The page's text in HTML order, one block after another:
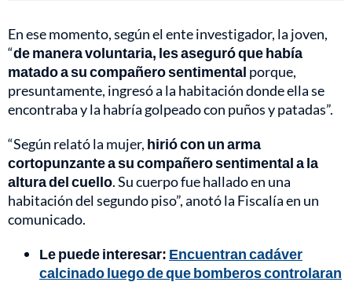
En ese momento, según el ente investigador, la joven,
“de manera voluntaria, les aseguró que había
matado a su compañero sentimental porque,
presuntamente, ingresó a la habitación donde ella se
encontraba y la habría golpeado con puños y patadas”.
“Según relató la mujer, hirió con un arma
cortopunzante a su compañero sentimental a la
altura del cuello. Su cuerpo fue hallado en una
habitación del segundo piso”, anotó la Fiscalía en un
comunicado.
Le puede interesar: Encuentran cadáver
calcinado luego de que bomberos controlaran